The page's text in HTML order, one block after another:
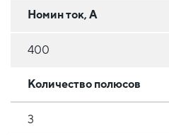
Номин ток, А
400
Количество полюсов
3